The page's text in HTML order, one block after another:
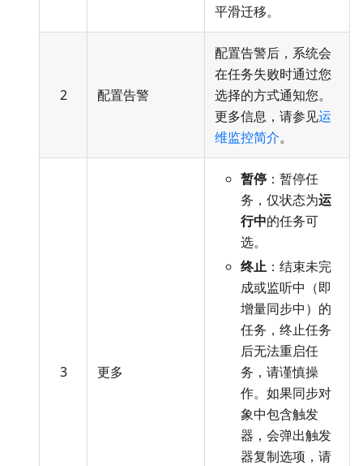
平滑迁移。
2 配置告警
配置告警后，系统会
在任务失败时通过您
选择的方式通知您。
更多信息，请参见运
维监控简介。
3 更多
暂停 ：暂停任
务，仅状态为运
行中的任务可
选。
终止 ：结束未完
成或监听中（即
增量同步中）的
任务，终止任务
后无法重启任
务，请谨慎操
作。如果同步对
象中包含触发
器，会弹出触发
器复制选项，请